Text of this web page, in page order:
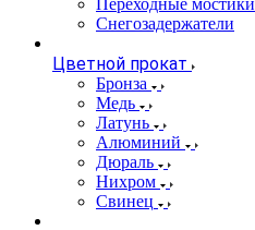
Переходные мостики
Снегозадержатели
Цветной прокат
Бронза
Медь
Латунь
Алюминий
Дюраль
Нихром
Свинец